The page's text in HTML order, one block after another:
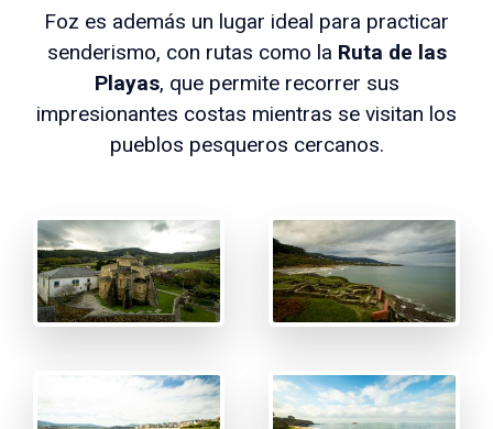
Foz es además un lugar ideal para practicar
senderismo, con rutas como la Ruta de las
Playas, que permite recorrer sus
impresionantes costas mientras se visitan los
pueblos pesqueros cercanos.